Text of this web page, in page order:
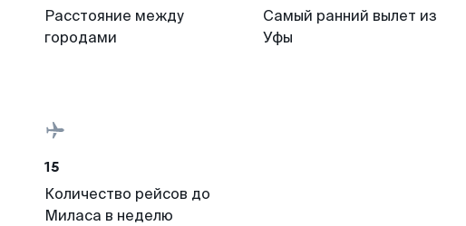
Расстояние между
городами
Самый ранний вылет из
Уфы
15
Количество рейсов до
Миласа в неделю